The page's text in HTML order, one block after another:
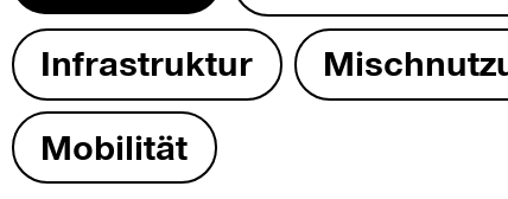
Infra­struk­tur
Mobil­ität